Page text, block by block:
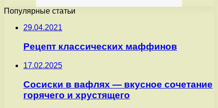
Популярные статьи
29.04.2021
Рецепт классических маффинов
17.02.2025
Сосиски в вафлях — вкусное сочетание
горячего и хрустящего